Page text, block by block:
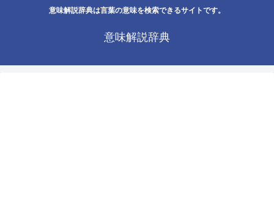
意味解説辞典は言葉の意味を検索できるサイトです。
意味解説辞典